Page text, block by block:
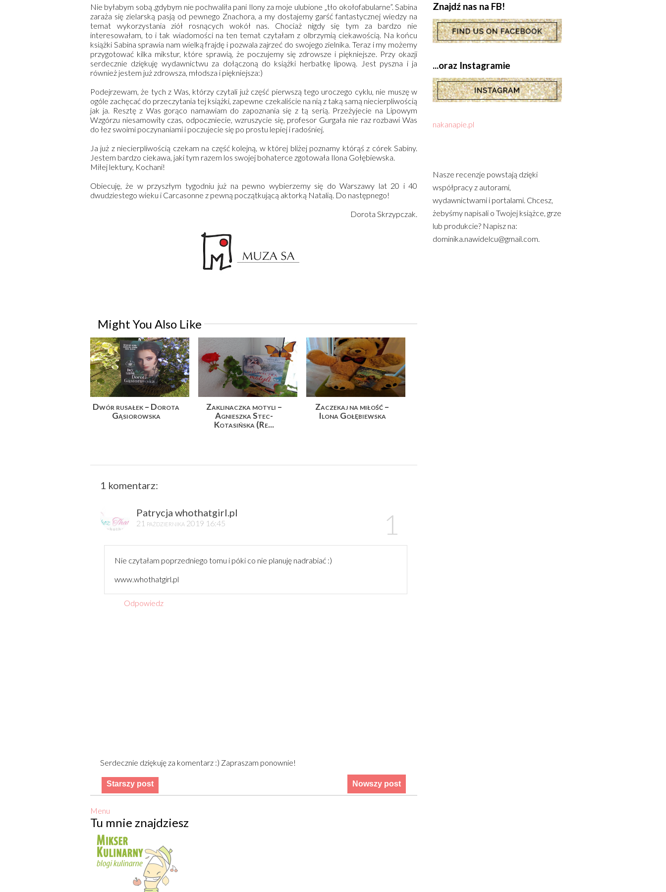
Nie byłabym sobą ,gdybym nie pochwaliła pani Ilony za moje ulubione „tło okołofabularne”. Sabina
zaraża się zielarską pasją od pewnego Znachora, a my dostajemy garść fantastycznej wiedzy na
temat wykorzystania ziół rosnących wokół nas. Chociaż nigdy się tym za bardzo nie
interesowałam, to i tak wiadomości na ten temat czytałam z olbrzymią ciekawością. Na końcu
książki Sabina sprawia nam wielką frajdę i pozwala zajrzeć do swojego zielnika. Teraz i my możemy
przygotować kilka mikstur, które sprawią, że poczujemy się zdrowsze i piękniejsze. Przy okazji
serdecznie dziękuję wydawnictwu za dołączoną do książki herbatkę lipową. Jest pyszna i ja
również jestem już zdrowsza, młodsza i piękniejsza:)
Podejrzewam, że tych z Was, którzy czytali już część pierwszą tego uroczego cyklu, nie muszę w
ogóle zachęcać do przeczytania tej książki, zapewne czekaliście na nią z taką samą niecierpliwością
jak ja. Resztę z Was gorąco namawiam do zapoznania się z tą serią. Przeżyjecie na Lipowym
Wzgórzu niesamowity czas, odpoczniecie, wzruszycie się, profesor Gurgała nie raz rozbawi Was
do łez swoimi poczynaniami i poczujecie się po prostu lepiej i radośniej.
Ja już z niecierpliwością czekam na część kolejną, w której bliżej poznamy którąś z córek Sabiny.
Jestem bardzo ciekawa, jaki tym razem los swojej bohaterce zgotowała Ilona Gołębiewska.
Miłej lektury, Kochani!
Obiecuję, że w przyszłym tygodniu już na pewno wybierzemy się do Warszawy lat 20 i 40
dwudziestego wieku i Carcasonne z pewną początkującą aktorką Natalią. Do następnego!
Dorota Skrzypczak.
Might You Also Like
Dwór rusałek – Dorota
Gąsiorowska
Zaklinaczka motyli –
Agnieszka Stec-
Kotasińska (Re...
Zaczekaj na miłość –
Ilona Gołębiewska
1 komentarz:
Patrycja whothatgirl.pl
21 października 2019 16:45
Nie czytałam poprzedniego tomu i póki co nie planuję nadrabiać :)
www.whothatgirl.pl
Odpowiedz
Serdecznie dziękuję za komentarz :) Zapraszam ponownie!
Nowszy post
Starszy post
Menu
Tu mnie znajdziesz
Znajdź nas na FB!
...oraz Instagramie
nakanapie.pl
Nasze recenzje powstają dzięki
współpracy z autorami,
wydawnictwami i portalami. Chcesz,
żebyśmy napisali o Twojej książce, grze
lub produkcie? Napisz na:
dominika.nawidelcu@gmail.com.